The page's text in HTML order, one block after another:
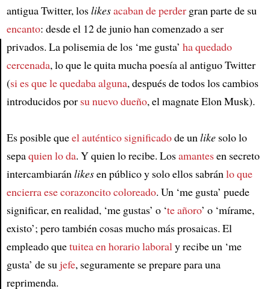
antigua Twitter, loslikesacaban de perdergran parte de su
encanto: desde el 12 de junio han comenzado a ser
privados. La polisemia de los ‘me gusta’ ha quedado
cercenada, lo que le quita mucha poesía al antiguo Twitter
(si es que le quedaba alguna, después de todos los cambios
introducidos por su nuevo dueño, el magnate Elon Musk).
Es posible queel auténtico significadode unlikesolo lo
sepaquien lo da. Y quien lo recibe. Losamantesen secreto
intercambiaránlikesen público y solo ellos sabránlo que
encierra ese corazoncito coloreado. Un ‘me gusta’ puede
significar, en realidad, ‘me gustas’ o ‘te añoro’ o ‘mírame,
existo’; pero también cosas mucho más prosaicas. El
empleado quetuitea en horario laboraly recibe un ‘me
gusta’ de sujefe, seguramente se prepare para una
reprimenda.